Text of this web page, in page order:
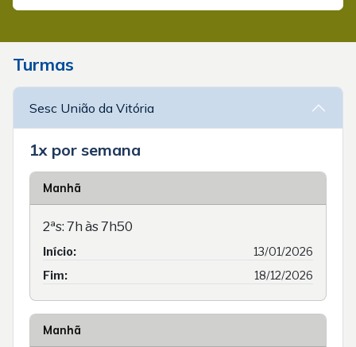
Turmas
Sesc União da Vitória
1x por semana
Manhã
2ªs: 7h às 7h50
Início:
13/01/2026
Fim:
18/12/2026
Manhã